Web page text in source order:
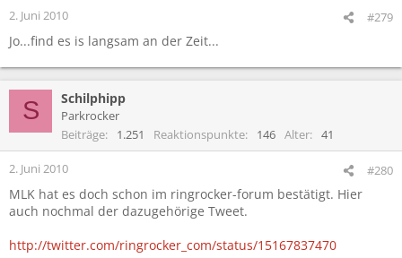
2. Juni 2010 #279
Jo...find es is langsam an der Zeit...
S Schilphipp
Parkrocker
Beiträge
1.251 Reaktionspunkte 146 Alter 41
2. Juni 2010 #280
MLK hat es doch schon im ringrocker-forum bestätigt. Hier
auch nochmal der dazugehörige Tweet.
http://twitter.com/ringrocker_com/status/15167837470